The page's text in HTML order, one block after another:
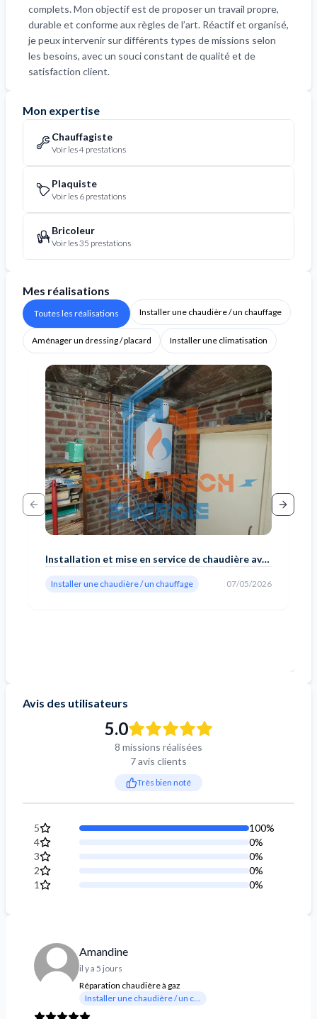
complets. Mon objectif est de proposer un travail propre,
durable et conforme aux règles de l’art. Réactif et organisé,
je peux intervenir sur différents types de missions selon
les besoins, avec un souci constant de qualité et de
satisfaction client.
Mon expertise
Chauffagiste
Voir les 4 prestations
Plaquiste
Voir les 6 prestations
Bricoleur
Voir les 35 prestations
Mes réalisations
Toutes les réalisations Installer une chaudière / un chauffage
Aménager un dressing / placard Installer une climatisation
Installation et mise en service de chaudière avec raccordement gaz
Installer une chaudière / un chauffage 07/05/2026
Previous slide Next
Avis des utilisateurs
5.0
8 missions réalisées
7 avis clients
Très bien noté
5 100%
4
0%
3
0%
2
0%
1
0%
Amandine
il y a 5 jours
Réparation chaudière à gaz
Installer une chaudière / un chauffage